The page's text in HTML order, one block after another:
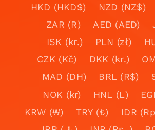
HKD (HKD$)
NZD (NZ$)
ZAR (R)
AED (AED)
ISK (kr.)
PLN (zł)
CZK (Kč)
DKK (kr.)
MAD (DH)
BRL (R$)
NOK (kr)
HNL (L)
KRW (₩)
TRY (₺) IDR